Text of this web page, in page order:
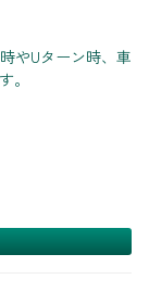
やUターン時、車
。